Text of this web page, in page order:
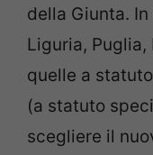
della Giunta.
Liguria, Puglia,
quelle a
(a statuto
scegliere il